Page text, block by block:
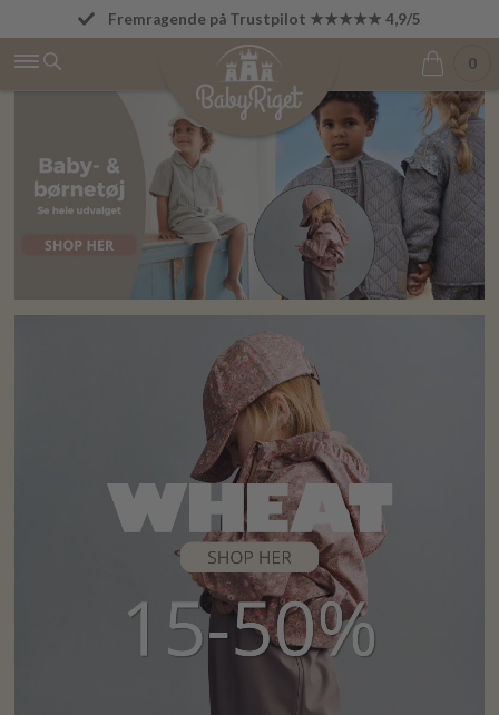
Fremragende på Trustpilot ★★★★★ 4,9/5
Betal først den 1. i næste måned
0